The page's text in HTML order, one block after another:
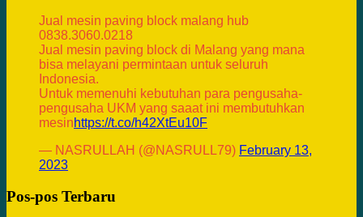
Jual mesin paving block malang hub
0838.3060.0218
Jual mesin paving block di Malang yang mana
bisa melayani permintaan untuk seluruh
Indonesia.
Untuk memenuhi kebutuhan para pengusaha-
pengusaha UKM yang saaat ini membutuhkan
mesinhttps://t.co/h42XtEu10F
— NASRULLAH (@NASRULL79) February 13,
2023
Pos-pos Terbaru